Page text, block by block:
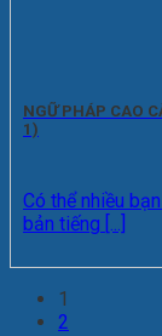
NGỮ PHÁP CAO
1)
Có thể nhiều
bản tiếng [...]
1
2